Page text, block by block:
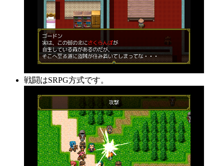
戦闘はSRPG方式です。